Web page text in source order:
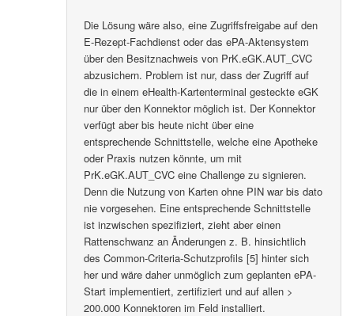
Die Lösung wäre also, eine Zugriffsfreigabe auf den
E-Rezept-Fachdienst oder das ePA-Aktensystem
über den Besitznachweis von PrK.eGK.AUT_CVC
abzusichern. Problem ist nur, dass der Zugriff auf
die in einem eHealth-Kartenterminal gesteckte eGK
nur über den Konnektor möglich ist. Der Konnektor
verfügt aber bis heute nicht über eine
entsprechende Schnittstelle, welche eine Apotheke
oder Praxis nutzen könnte, um mit
PrK.eGK.AUT_CVC eine Challenge zu signieren.
Denn die Nutzung von Karten ohne PIN war bis dato
nie vorgesehen. Eine entsprechende Schnittstelle
ist inzwischen spezifiziert, zieht aber einen
Rattenschwanz an Änderungen z. B. hinsichtlich
des Common-Criteria-Schutzprofils [5] hinter sich
her und wäre daher unmöglich zum geplanten ePA-
Start implementiert, zertifiziert und auf allen >
200.000 Konnektoren im Feld installiert.